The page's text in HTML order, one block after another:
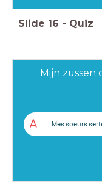
Slide 16 - Quiz
Mijn zussen
A Mes soeurs